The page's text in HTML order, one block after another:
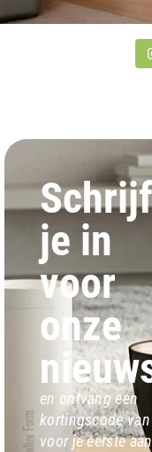
Schrijf
je in
voor
onze
en ontvang een
kortingscode van
voor je eerste